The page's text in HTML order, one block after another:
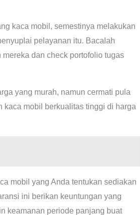
kaca mobil, semestinya melakukan
pelayanan itu. Bacalah
dan check portofolio tugas
yang murah, namun cermati pula
kaca mobil berkualitas tinggi di harga
mobil yang Anda tentukan sediakan
ini berikan keuntungan yang
keamanan periode panjang buat